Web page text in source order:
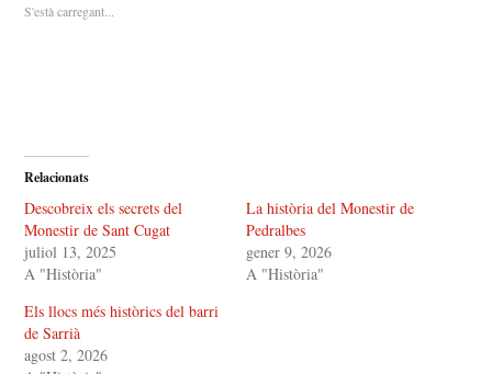
e
r
l
w
i
t
t
e
r
S
o
b
a
c
e
(
S'està carregant...
Relacionats
Descobreix els secrets del
Monestir de Sant Cugat
juliol 13, 2025
A "Història"
La història del Monestir de
Pedralbes
gener 9, 2026
A "Història"
Els llocs més històrics del barri
de Sarrià
agost 2, 2026